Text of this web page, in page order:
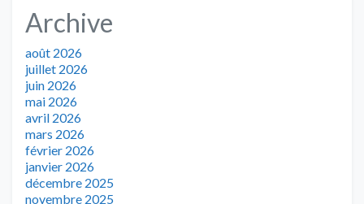
Archive
août 2026
juillet 2026
juin 2026
mai 2026
avril 2026
mars 2026
février 2026
janvier 2026
décembre 2025
novembre 2025